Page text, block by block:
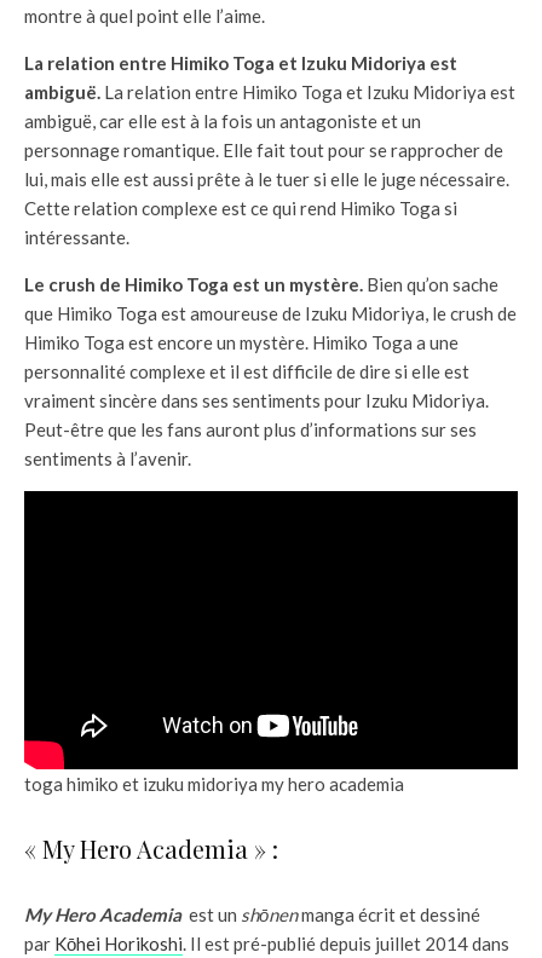
montre à quel point elle l’aime.
La relation entre Himiko Toga et Izuku Midoriya est
ambiguë. La relation entre Himiko Toga et Izuku Midoriya est
ambiguë, car elle est à la fois un antagoniste et un
personnage romantique. Elle fait tout pour se rapprocher de
lui, mais elle est aussi prête à le tuer si elle le juge nécessaire.
Cette relation complexe est ce qui rend Himiko Toga si
intéressante.
Le crush de Himiko Toga est un mystère. Bien qu’on sache
que Himiko Toga est amoureuse de Izuku Midoriya, le crush de
Himiko Toga est encore un mystère. Himiko Toga a une
personnalité complexe et il est difficile de dire si elle est
vraiment sincère dans ses sentiments pour Izuku Midoriya.
Peut-être que les fans auront plus d’informations sur ses
sentiments à l’avenir.
toga himiko et izuku midoriya my hero academia
« My Hero Academia » :
My Hero Academiaest un shōnenmanga écrit et dessiné
par Kōhei Horikoshi. Il est pré-publié depuis juillet 2014 dans